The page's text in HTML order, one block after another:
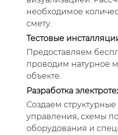
необходимое
смету.
Тестовые
Предоставляем
проводим натурное
объекте.
Разработка
Создаем
управления, схемы
оборудования и